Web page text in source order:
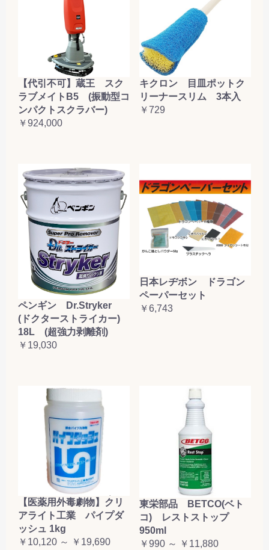
【代引不可】蔵王 スク
ラブメイトB5 (振動型コ
ンパクトスクラバー)
￥924,000
キクロン 目皿ポットク
リーナースリム 3本入
￥729
ペンギン Dr.Stryker
(ドクターストライカー)
18L (超強力剥離剤)
￥19,030
日本レヂボン ドラゴン
ペーパーセット
￥6,743
【医薬用外毒劇物】クリ
アライト工業 パイプダ
ッシュ 1kg
￥10,120 ～ ￥19,690
東栄部品 BETCO(ベト
コ) レストストップ
950ml
￥990 ～ ￥11,880